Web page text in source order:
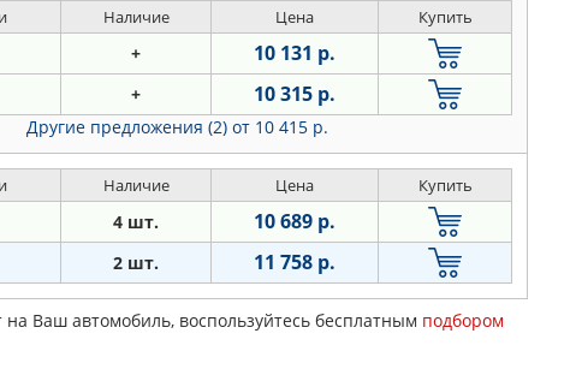
Наличие Цена Купить
+ 10 131 р.
+ 10 315 р.
Другие предложения (2) от 10 415 р.
Наличие Цена Купить
4 шт. 10 689 р.
2 шт. 11 758 р.
Ваш автомобиль, воспользуйтесь бесплатным подбором